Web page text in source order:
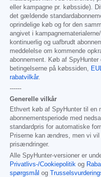
eller kampagne pr. købsside).
det gældende
oprindelige køb og for den
angivet i
kontinuerlig og uafbrudt
meddelelse om kommende
abonnement. Køb af SpyHunter
betingelserne på købssiden,
rabatvilkår.
------
Generelle vilkår
Ethvert køb af SpyHunter til en
abonnementsperiode med
standardpris for automatiske
Priserne kan ændres, men vi vil
prisændringer.
Alle SpyHunter-versioner er
Privatlivs-/Cookiepolitik og
spørgsmål og